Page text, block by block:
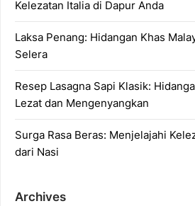
Kelezatan Italia di Dapur Anda
Laksa Penang: Hidangan Khas
Selera
Resep Lasagna Sapi Klasik:
Lezat dan Mengenyangkan
Surga Rasa Beras: Menjelajahi
dari Nasi
Archives